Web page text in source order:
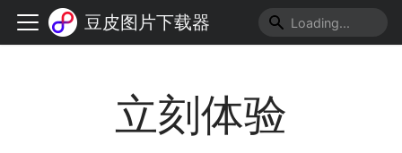
豆皮图片下载器
立刻体验